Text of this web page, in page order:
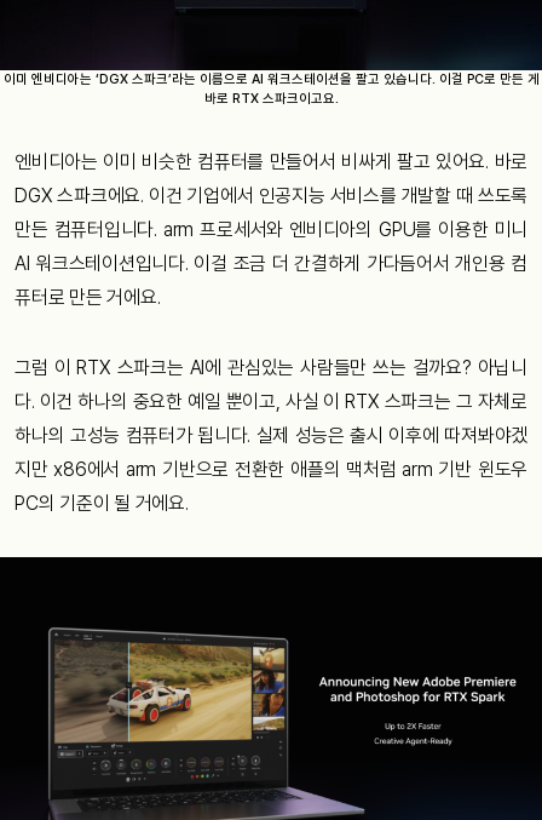
이미 엔비디아는 ‘DGX 스파크’라는 이름으로 AI 워크스테이션을 팔고 있습니다. 이걸 PC로 만든 게
바로 RTX 스파크이고요.
엔비디아는 이미 비슷한 컴퓨터를 만들어서 비싸게 팔고 있어요. 바로
DGX 스파크에요. 이건 기업에서 인공지능 서비스를 개발할 때 쓰도록
만든 컴퓨터입니다. arm 프로세서와 엔비디아의 GPU를 이용한 미니
AI 워크스테이션입니다. 이걸 조금 더 간결하게 가다듬어서 개인용 컴
퓨터로 만든 거에요.
그럼 이 RTX 스파크는 AI에 관심있는 사람들만 쓰는 걸까요? 아닙니
다. 이건 하나의 중요한 예일 뿐이고, 사실 이 RTX 스파크는 그 자체로
하나의 고성능 컴퓨터가 됩니다. 실제 성능은 출시 이후에 따져봐야겠
지만 x86에서 arm 기반으로 전환한 애플의 맥처럼 arm 기반 윈도우
PC의 기준이 될 거에요.